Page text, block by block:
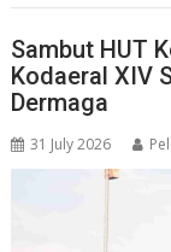
Sambut HUT
Kodaeral XIV
Dermaga
31 July 2026